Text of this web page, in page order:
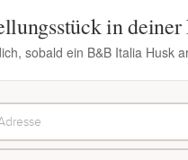
in deiner
sobald ein B&B Italia Husk